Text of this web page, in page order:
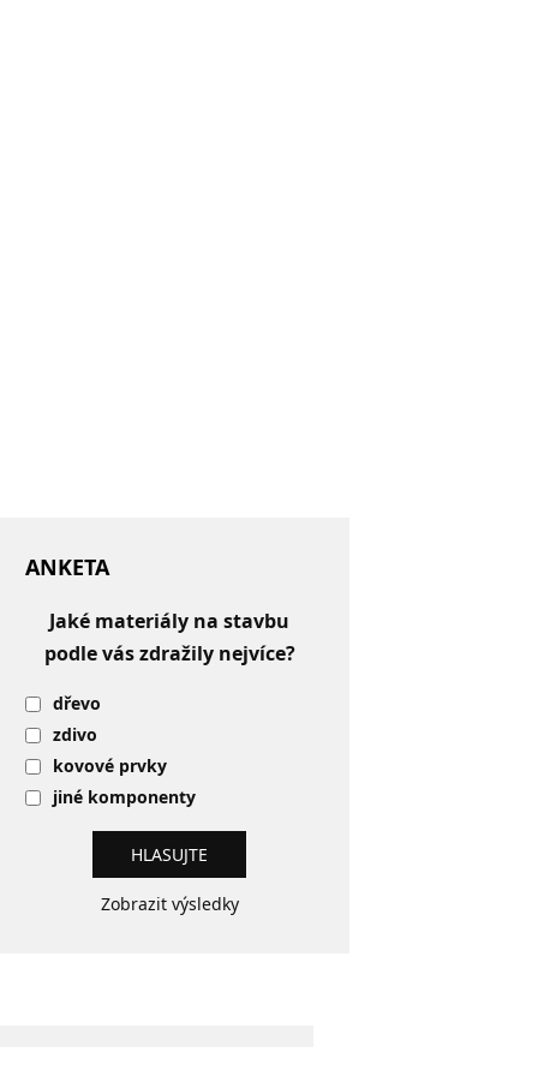
ANKETA
Jaké materiály na stavbu
podle vás zdražily nejvíce?
dřevo
zdivo
kovové prvky
jiné komponenty
Zobrazit výsledky